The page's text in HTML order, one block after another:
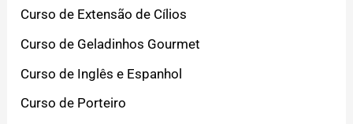
Curso de Extensão de Cílios
Curso de Geladinhos Gourmet
Curso de Inglês e Espanhol
Curso de Porteiro